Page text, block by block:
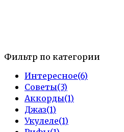
Фильтр по категории
Интересное(6)
Советы(3)
Аккорды(1)
Джаз(1)
Укулеле(1)